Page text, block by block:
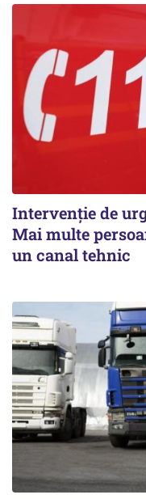
Intervenție de
Mai multe
un canal tehnic